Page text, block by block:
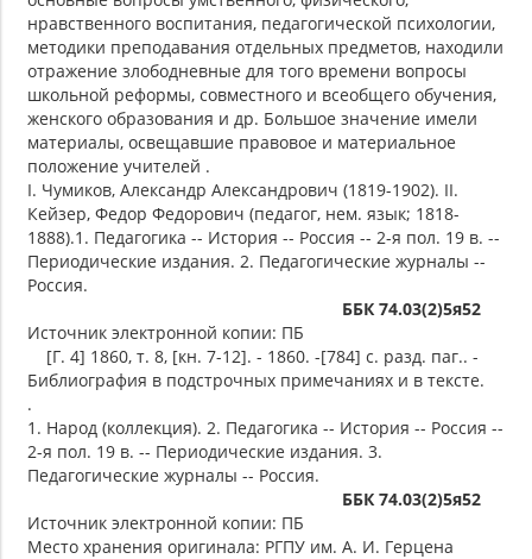
нравственного воспитания, педагогической психологии,
методики преподавания отдельных предметов, находили
отражение злободневные для того времени вопросы
школьной реформы, совместного и всеобщего обучения,
женского образования и др. Большое значение имели
материалы, освещавшие правовое и материальное
положение учителей .
I. Чумиков, Александр Александрович (1819-1902). II.
Кейзер, Федор Федорович (педагог, нем. язык; 1818-
1888).1. Педагогика -- История -- Россия -- 2-я пол. 19 в. --
Периодические издания. 2. Педагогические журналы --
Россия.
ББК 74.03(2)5я52
Источник электронной копии: ПБ
[Г. 4] 1860, т. 8, [кн. 7-12]. - 1860. -[784] с. разд. паг.. -
Библиография в подстрочных примечаниях и в тексте.
.
1. Народ (коллекция). 2. Педагогика -- История -- Россия --
2-я пол. 19 в. -- Периодические издания. 3.
Педагогические журналы -- Россия.
ББК 74.03(2)5я52
Источник электронной копии: ПБ
Место хранения оригинала: РГПУ им. А. И. Герцена